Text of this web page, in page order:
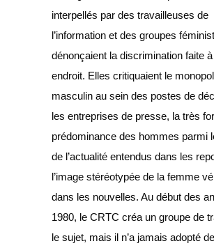
interpellés par des travailleuses de
l’information et des groupes
dénonçaient la discrimination faite
endroit. Elles critiquaient le
masculin au sein des postes de
les entreprises de presse, la très
prédominance des hommes parmi
de l’actualité entendus dans les
l’image stéréotypée de la femme
dans les nouvelles. Au début des
1980, le CRTC créa un groupe de
le sujet, mais il n’a jamais adopté